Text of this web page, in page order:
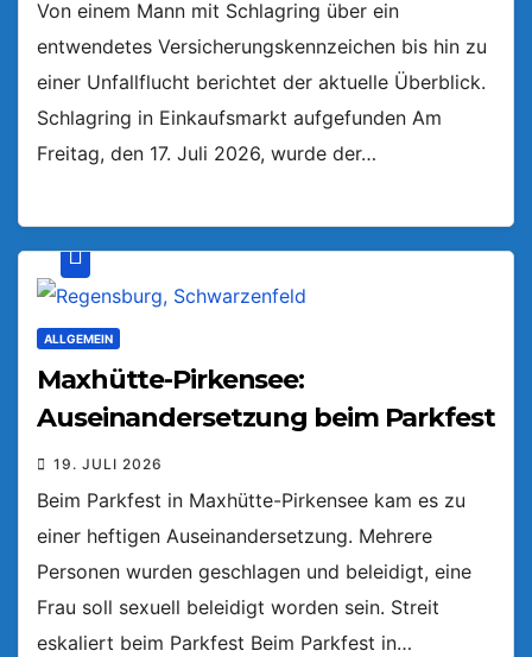
Von einem Mann mit Schlagring über ein
entwendetes Versicherungskennzeichen bis hin zu
einer Unfallflucht berichtet der aktuelle Überblick.
Schlagring in Einkaufsmarkt aufgefunden Am
Freitag, den 17. Juli 2026, wurde der…
ALLGEMEIN
Maxhütte-Pirkensee:
Auseinandersetzung beim Parkfest
19. JULI 2026
Beim Parkfest in Maxhütte-Pirkensee kam es zu
einer heftigen Auseinandersetzung. Mehrere
Personen wurden geschlagen und beleidigt, eine
Frau soll sexuell beleidigt worden sein. Streit
eskaliert beim Parkfest Beim Parkfest in…